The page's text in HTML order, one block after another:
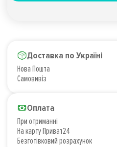
Доставка по Україні
Нова Пошта
Самовивіз
Оплата
При отриманні
На карту Приват24
Безготівковий розрахунок